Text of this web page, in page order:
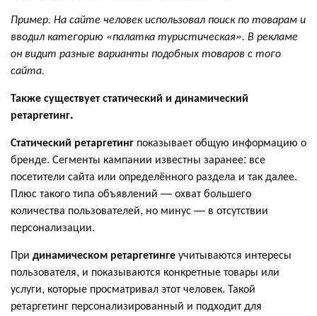
Пример. На сайте человек использовал поиск по товарам и
вводил категорию «палатка туристическая». В рекламе
он видит разные варианты подобных товаров с того
сайта.
Также существует статический и динамический
ретаргетинг.
Статический ретаргетинг показывает общую информацию о
бренде. Сегменты кампании известны заранее: все
посетители сайта или определённого раздела и так далее.
Плюс такого типа объявлений — охват большего
количества пользователей, но минус — в отсутствии
персонализации.
При динамическом ретаргетингеучитываются интересы
пользователя, и показываются конкретные товары или
услуги, которые просматривал этот человек. Такой
ретаргетинг персонализированный и подходит для